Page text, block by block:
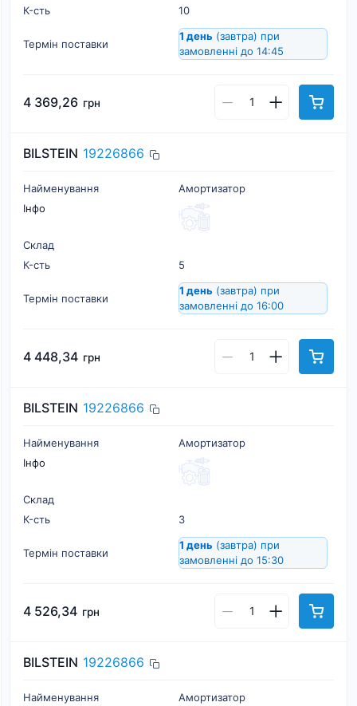
К-cть
10
Термін поставки
1 день (завтра) при
замовленні до 14:45
4 369,26 грн
BILSTEIN 19226866
Найменування
Амортизатор
Інфо
Склад
К-cть
5
Термін поставки
1 день (завтра) при
замовленні до 16:00
4 448,34 грн
BILSTEIN 19226866
Найменування
Амортизатор
Інфо
Склад
К-cть
3
Термін поставки
1 день (завтра) при
замовленні до 15:30
4 526,34 грн
BILSTEIN 19226866
Найменування
Амортизатор